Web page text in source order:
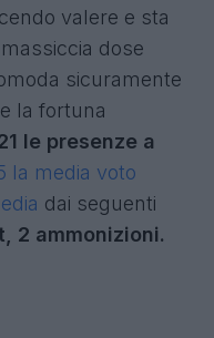
valere e sta
dose
sicuramente
la fortuna
le presenze a
la media voto
dai seguenti
2 ammonizioni.